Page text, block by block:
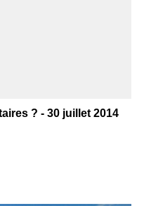
? - 30 juillet 2014